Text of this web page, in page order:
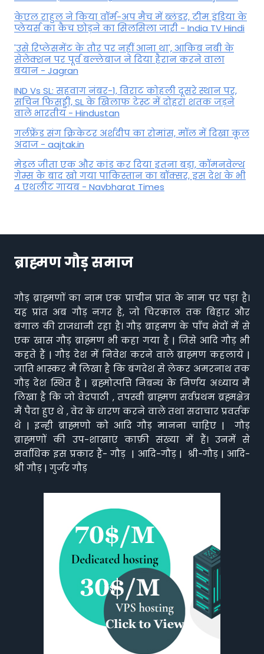
केएल राहुल ने किया वॉर्म-अप मैच में ब्लंडर, टीम इंडिया के
प्लेयर्स का कैच छोड़ने का सिलसिला जारी - India TV Hindi
'उसे रिप्लेसमेंट के तौर पर नहीं आना था', आकिब नबी के
सेलेक्शन पर पूर्व बल्लेबाज ने दिया हैरान करने वाला
बयान - Jagran
IND Vs SL: सहवाग नंबर-1, विराट कोहली दूसरे स्थान पर,
सचिन फिसड्डी, SL के खिलाफ टेस्ट में दोहरा शतक जड़ने
वाले भारतीय - Hindustan
गर्लफ्रेंड संग क्रिकेटर अर्शदीप का रोमांस, मॉल में द‍िखा कूल
अंदाज - aajtak.in
मेडल जीता एक और कांड कर दिया इतना बड़ा, कॉमनवेल्थ
गेम्स के बाद खो गया पाकिस्तान का बॉक्सर, इस देश के भी
4 एथलीट गायब - Navbharat Times
ब्राह्मण गौड़ समाज
गौड़ ब्राह्मणों का नाम एक प्राचीन प्रांत के नाम पर पड़ा है।
यह प्रांत अब गौड़ नगर है, जो चिरकाल तक बिहार और
बंगाल की राजधानी रहा है। गौड़ ब्राहमण के पाँच भेदों में से
एक खास गौड़ ब्राह्मण भी कहा गया है | जिसे आदि गौड़ भी
कहते हैं | गौड़ देश में निवेश करने वाले ब्राह्मण कहलाये |
जाति भास्कर मैं लिखा है कि बंगदेश से लेकर अमरनाथ तक
गौड़ देश स्थित है | ब्रह्मोत्पत्ति निबन्ध के निर्णय अध्याय मैं
लिखा है कि जो वेदपाठी , तपस्वी ब्राह्मण सर्वप्रथम ब्रह्मक्षेत्र
मैं पैदा हुए थे , वेद के धारण करने वाले तथा सदाचार प्रवर्तक
थे | इन्ही ब्राह्मणो को आदि गौड़ मानना चाहिए | गौड़
ब्राह्मणों की उप-शाखाएं काफ़ी संख्या में हैं। उनमें से
सर्वाधिक इस प्रकार हैं- गौड़ | आदि-गौड़ | श्री-गौड़ | आदि-
श्री गौड़ | गुर्जर गौड़